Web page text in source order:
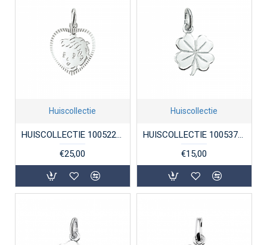
Huiscollectie
HUISCOLLECTIE 1005224 ZILVEREN KINDERHOOFDJE JONGEN
€25,00
Huiscollectie
HUISCOLLECTIE 1005379 ZILVEREN HANGER KLAVER
€15,00